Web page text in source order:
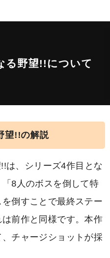
る野望!!について
望!!の解説
は、シリーズ4作目とな
8人のボスを倒して特
倒すことで最終ステー
前作と同様です。本作
チャージショットが採